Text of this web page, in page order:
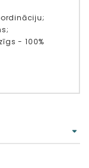
- 100%